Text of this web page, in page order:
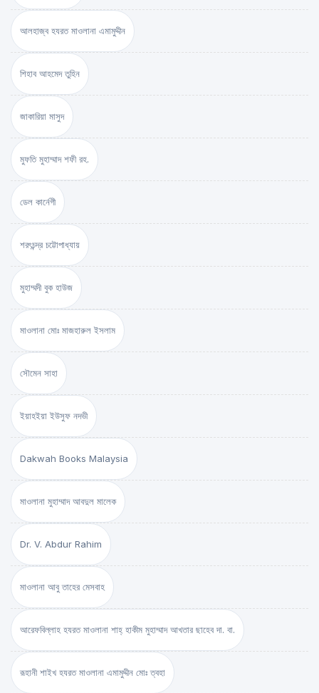
আলহাজ্ব হযরত মাওলানা এমামুদ্দীন
শিহাব আহমেদ তুহিন
জাকারিয়া মাসুদ
মুফতি মুহাম্মাদ শফী রহ.
ডেল কার্নেগী
শরৎচন্দ্র চট্টোপাধ্যায়
মুহাম্মদী বুক হাউজ
মাওলানা মোঃ মাজহারুল ইসলাম
সৌমেন সাহা
ইয়াহইয়া ইউসুফ নদভী
Dakwah Books Malaysia
মাওলানা মুহাম্মাদ আবদুল মালেক
Dr. V. Abdur Rahim
মাওলানা আবু তাহের মেসবাহ
আরেফবিল্লাহ হযরত মাওলানা শাহ্ হাকীম মুহাম্মাদ আখতার ছাহেব দা. বা.
রূহানী শাইখ হযরত মাওলানা এমামুদ্দীন মোঃ ত্বহা